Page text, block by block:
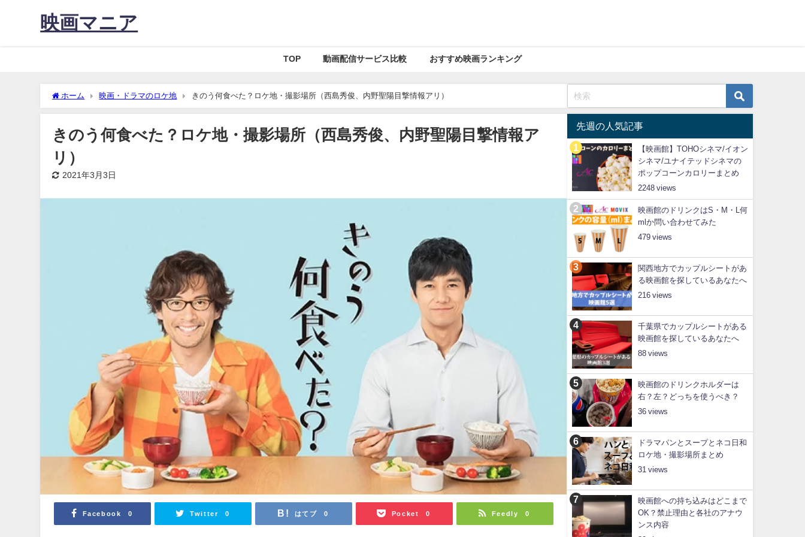
映画マニア
TOP 動画配信サービス比較 おすすめ映画ランキング
ホーム 映画・ドラマのロケ地 きのう何食べた？ロケ地・撮影場所（西島秀俊、内野聖陽目撃情報アリ）
きのう何食べた？ロケ地・撮影場所（西島秀俊、内野聖陽目撃情報ア
リ）
2021年3月3日
Facebook 0 Twitter 0 はてブ 0 Pocket 0 Feedly 0
先週の人気記事
【映画館】TOHOシネマ/イオン
シネマ/ユナイテッドシネマの
ポップコーンカロリーまとめ
2248
映画館のドリンクはS・M・L何
mlか問い合わせてみた
479
関西地方でカップルシートがあ
る映画館を探しているあなたへ
216
千葉県でカップルシートがある
映画館を探しているあなたへ
88
映画館のドリンクホルダーは
右？左？どっちを使うべき？
36
ドラマパンとスープとネコ日和
ロケ地・撮影場所まとめ
31
映画館への持ち込みはどこまで
OK？禁止理由と各社のアナウ
ンス内容